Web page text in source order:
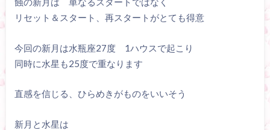
リセット＆スタート、再スタートがとても得意
今回の新月は水瓶座27度 1ハウスで起こり
同時に水星も25度で重なります
直感を信じる、ひらめきがものをいいそう
新月と水星は